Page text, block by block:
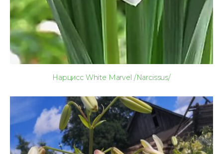
Нарцисс White Marvel /Narcissus/